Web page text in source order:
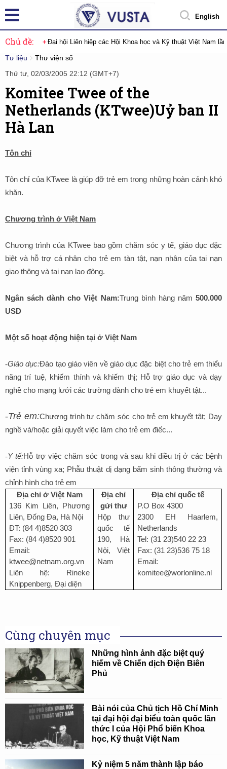
English
Chủ đề: Đại hội Liên hiệp các Hội Khoa học và Kỹ thuật Việt Nam
Tư liệu
Thư viện số
Thứ tư, 02/03/2005 22:12 (GMT+7)
Komitee Twee of the
Netherlands (KTwee)Uỷ ban II
Hà Lan
Tôn chỉ
Tôn chỉ của KTwee là giúp đỡ trẻ em trong những hoàn cảnh khó
khăn.
Chương trình ở Việt Nam
Chương trình của KTwee bao gồm chăm sóc y tế, giáo dục đặc
biệt và hỗ trợ cá nhân cho trẻ em tàn tật, nạn nhân của tai nạn
giao thông và tai nạn lao động.
Ngân sách dành cho Việt Nam:Trung bình hàng năm500.000
USD
Một số hoạt động hiện tại ở Việt Nam
-Giáo dục:Đào tạo giáo viên về giáo dục đặc biệt cho trẻ em thiểu
năng trí tuệ, khiếm thính và khiếm thị; Hỗ trợ giáo dục và dạy
nghề cho mạng lưới các trường dành cho trẻ em khuyết tật...
-Trẻ em:Chương trình tự chăm sóc cho trẻ em khuyết tật; Dạy
nghề và/hoặc giải quyết việc làm cho trẻ em điếc...
-Y tế:Hỗ trợ việc chăm sóc trong và sau khi điều trị ở các bệnh
viện tỉnh vùng xa; Phẫu thuật dị dạng bẩm sinh thông thường và
chỉnh hình cho trẻ em
Địa chỉ ở Việt Nam
136 Kim Liên, Phương
Liên, Đống Đa, Hà Nội
ĐT: (84 4)8520 303
Fax: (84 4)8520 901
Email:
ktwee@netnam.org.vn
Liên hệ: Rineke
Knippenberg, Đại diện
Địa chỉ
gửi thư
Hộp thư
quốc tế
190, Hà
Nội, Việt
Nam
Địa chỉ quốc tế
P.O Box 4300
2300 EH Haarlem,
Netherlands
Tel: (31 23)540 22 23
Fax: (31 23)536 75 18
Email:
komitee@worlonline.nl
Cùng chuyên mục
Những hình ảnh đặc biệt quý
hiếm về Chiến dịch Điện Biên
Phủ
Bài nói của Chủ tịch Hồ Chí Minh
tại đại hội đại biểu toàn quốc lần
thức I của Hội Phổ biến Khoa
học, Kỹ thuật Việt Nam
Kỷ niệm 5 năm thành lập báo